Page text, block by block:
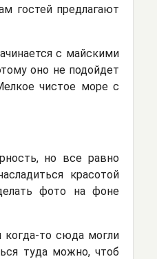
гостей предлагают
с майскими
оно не подойдет
чистое море с
но все равно
красотой
фото на фоне
когда-то сюда могли
туда можно, чтоб